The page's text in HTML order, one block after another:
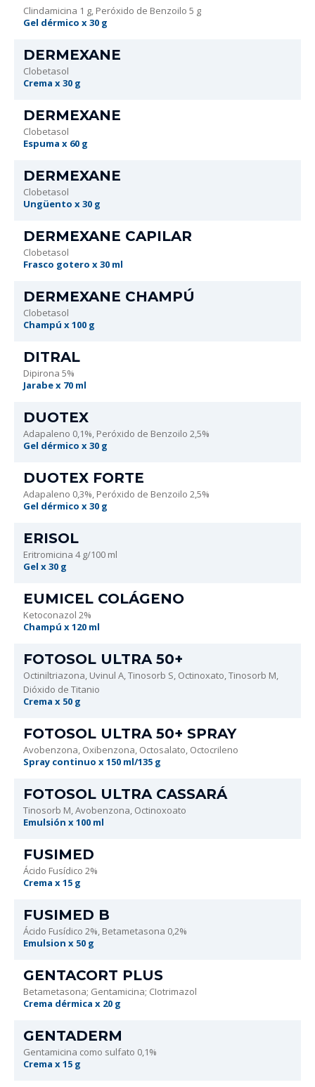
Clindamicina 1 g, Peróxido de Benzoilo 5 g
Gel dérmico x 30 g
DERMEXANE
Clobetasol
Crema x 30 g
DERMEXANE
Clobetasol
Espuma x 60 g
DERMEXANE
Clobetasol
Ungüento x 30 g
DERMEXANE CAPILAR
Clobetasol
Frasco gotero x 30 ml
DERMEXANE CHAMPÚ
Clobetasol
Champú x 100 g
DITRAL
Dipirona 5%
Jarabe x 70 ml
DUOTEX
Adapaleno 0,1%, Peróxido de Benzoilo 2,5%
Gel dérmico x 30 g
DUOTEX FORTE
Adapaleno 0,3%, Peróxido de Benzoilo 2,5%
Gel dérmico x 30 g
ERISOL
Eritromicina 4 g/100 ml
Gel x 30 g
EUMICEL COLÁGENO
Ketoconazol 2%
Champú x 120 ml
FOTOSOL ULTRA 50+
Octiniltriazona, Uvinul A, Tinosorb S, Octinoxato, Tinosorb M,
Dióxido de Titanio
Crema x 50 g
FOTOSOL ULTRA 50+ SPRAY
Avobenzona, Oxibenzona, Octosalato, Octocrileno
Spray continuo x 150 ml/135 g
FOTOSOL ULTRA CASSARÁ
Tinosorb M, Avobenzona, Octinoxoato
Emulsión x 100 ml
FUSIMED
Ácido Fusídico 2%
Crema x 15 g
FUSIMED B
Ácido Fusídico 2%, Betametasona 0,2%
Emulsion x 50 g
GENTACORT PLUS
Betametasona; Gentamicina; CIotrimazol
Crema dérmica x 20 g
GENTADERM
Gentamicina como sulfato 0,1%
Crema x 15 g